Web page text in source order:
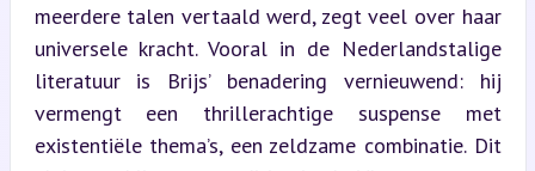
meerdere talen vertaald werd, zegt veel over haar
universele kracht. Vooral in de Nederlandstalige
literatuur is Brijs’ benadering vernieuwend: hij
vermengt een thrillerachtige suspense met
existentiële thema’s, een zeldzame combinatie. Dit